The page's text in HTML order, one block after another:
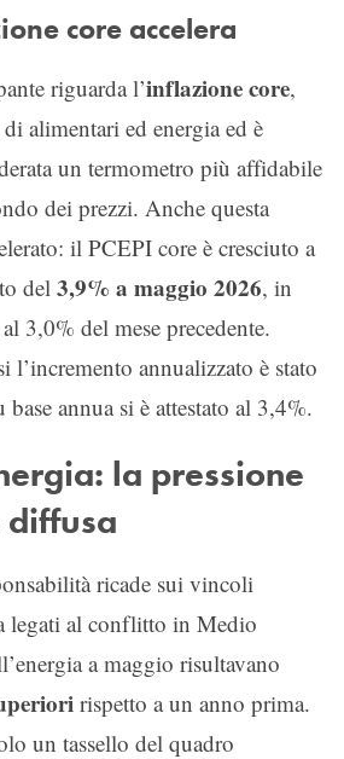
core accelera
riguarda l’inflazione core,
alimentari ed energia ed è
un termometro più affidabile
dei prezzi. Anche questa
il PCEPI core è cresciuto a
del 3,9% a maggio 2026, in
3,0% del mese precedente.
annualizzato è stato
annua si è attestato al 3,4%.
la pressione
diffusa
ricade sui vincoli
legati al conflitto in Medio
a maggio risultavano
rispetto a un anno prima.
un tassello del quadro